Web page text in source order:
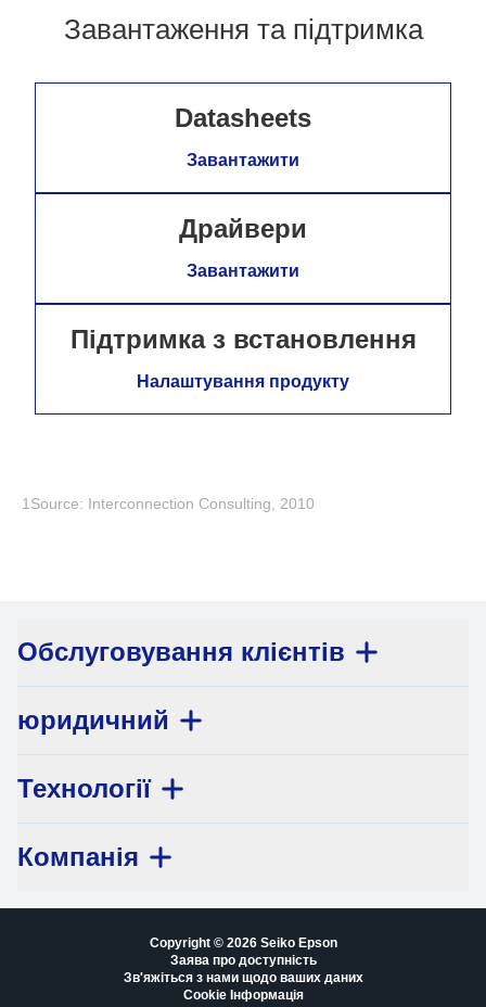
Завантаження та підтримка
Datasheets
Завантажити
Драйвери
Завантажити
Підтримка з встановлення
Налаштування продукту
1Source: Interconnection Consulting, 2010
Обслуговування клієнтів
юридичний
Технології
Компанія
Copyright © 2026 Seiko Epson
Заява про доступність
Зв'яжіться з нами щодо ваших даних
Cookie Інформація